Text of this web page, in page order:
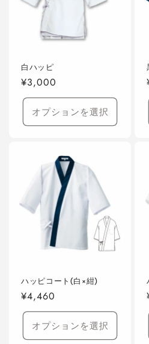
白ハッピ
通
常
格
¥3,000
オプションを選択
ハッピコート(白×紺)
通
常
格
¥4,460
オプションを選択